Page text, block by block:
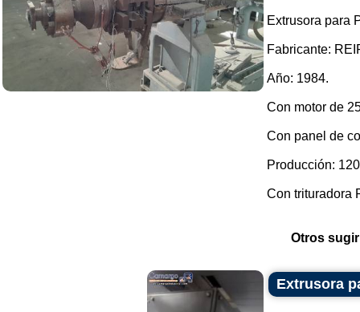
Extrusora para
Fabricante:
Año: 1984.
Con motor de
Con panel de
Producción:
Con trituradora
Otros
Extrusora